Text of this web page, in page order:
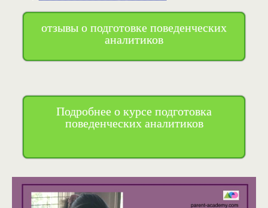
отзывы о подготовке поведенческих
аналитиков
Подробнее о курсе подготовка
поведенческих аналитиков